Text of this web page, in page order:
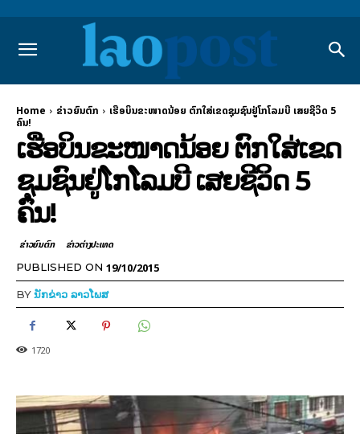
Home ຂ່າວຍົນຕົກ
ເຮືອບິນຂະໜາດນ້ອຍ ຕົກໃສ່ເຂດຊຸມຊົນຢູ່ໂກໂລມບີ ເສຍຊີວິດ 5
ຄົນ!
ເຮືອບິນຂະໜາດນ້ອຍ ຕົກໃສ່ເຂດ
ຊຸມຊົນຢູ່ໂກໂລມບີ ເສຍຊີວິດ 5
ຄົນ!
ຂ່າວຍົນຕົກ ຂ່າວຕ່າງປະເທດ
PUBLISHED ON 19/10/2015
BYນັກຂ່າວ ລາວໂພສ
1720